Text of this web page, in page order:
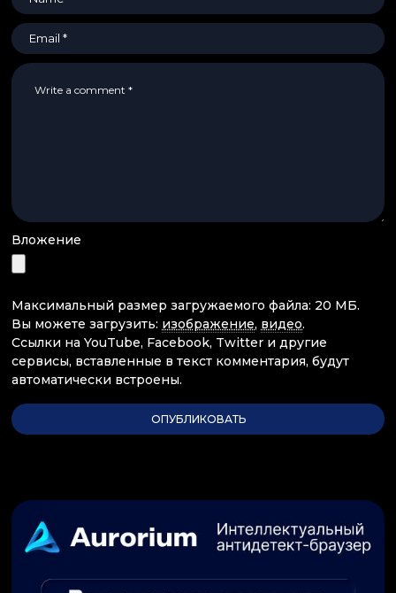
Вложение
Максимальный размер загружаемого файла: 20 МБ.
Вы можете загрузить: изображение, видео.
Ссылки на YouTube, Facebook, Twitter и другие
сервисы, вставленные в текст комментария, будут
автоматически встроены.